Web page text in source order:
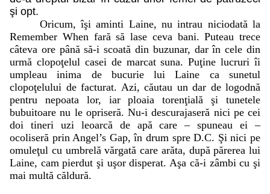
şi opt.
Oricum, îşi aminti Laine, nu intrau niciodată la
Remember When fară să lase ceva bani. Puteau trece
câteva ore până să-i scoată din buzunar, dar în cele din
urmă clopoţelul casei de marcat suna. Puţine lucruri îi
umpleau inima de bucurie lui Laine ca sunetul
clopoţelului de facturat. Azi, căutau un dar de logodnă
pentru nepoata lor, iar ploaia torenţială şi tunetele
bubuitoare nu le opriseră. Nu-i descurajaseră nici pe cei
doi tineri uzi leoarcă de apă care – spuneau ei –
ocoliseră prin Angel’s Gap, în drum spre D.C. Şi nici pe
omuleţul cu umbrelă vărgată care arăta, după părerea lui
Laine, cam pierdut şi uşor disperat. Aşa că-i zâmbi cu şi
mai multă căldură.